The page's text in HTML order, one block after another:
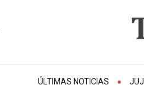
ÚLTIMAS NOTICIAS